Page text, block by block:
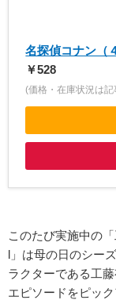
名探偵コナン（
￥528
(価格・在庫状況は
このたび実施中の
l」は母の日のシー
ラクターである工
エピソードをピッ